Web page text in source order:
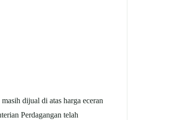
dijual di atas harga eceran
Perdagangan telah